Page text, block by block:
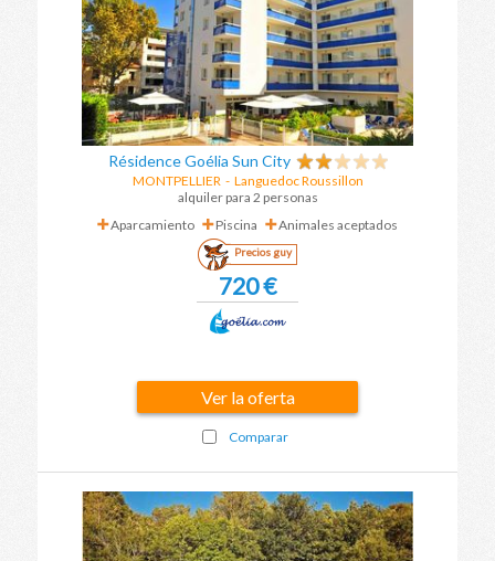
Résidence Goélia Sun City
MONTPELLIER- Languedoc Roussillon
alquiler para 2 personas
Aparcamiento
Piscina Animales aceptados
Precios guy
720 €
Ver la oferta
Comparar